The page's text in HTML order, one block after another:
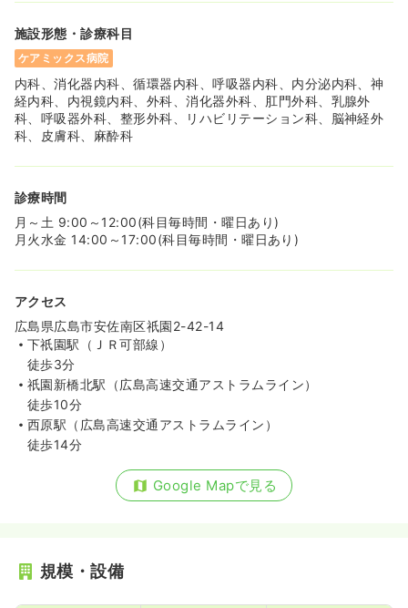
施設形態・診療科目
ケアミックス病院
内科、消化器内科、循環器内科、呼吸器内科、内分泌内科、神
経内科、内視鏡内科、外科、消化器外科、肛門外科、乳腺外
科、呼吸器外科、整形外科、リハビリテーション科、脳神経外
科、皮膚科、麻酔科
診療時間
月～土 9:00～12:00(科目毎時間・曜日あり)
月火水金 14:00～17:00(科目毎時間・曜日あり)
アクセス
広島県広島市安佐南区祇園2-42-14
下祇園駅（ＪＲ可部線）
徒歩3分
祇園新橋北駅（広島高速交通アストラムライン）
徒歩10分
西原駅（広島高速交通アストラムライン）
徒歩14分
Google Mapで見る
規模・設備